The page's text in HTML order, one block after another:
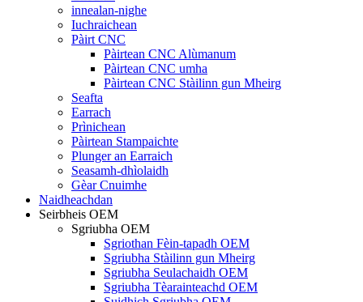
innealan-nighe
Iuchraichean
Pàirt CNC
Pàirtean CNC Alùmanum
Pàirtean CNC umha
Pàirtean CNC Stàilinn gun Mheirg
Seafta
Earrach
Prìnichean
Pàirtean Stampaichte
Plunger an Earraich
Seasamh-dhìolaidh
Gèar Cnuimhe
Naidheachdan
Seirbheis OEM
Sgriubha OEM
Sgriothan Fèin-tapadh OEM
Sgriubha Stàilinn gun Mheirg
Sgriubha Seulachaidh OEM
Sgriubha Tèarainteachd OEM